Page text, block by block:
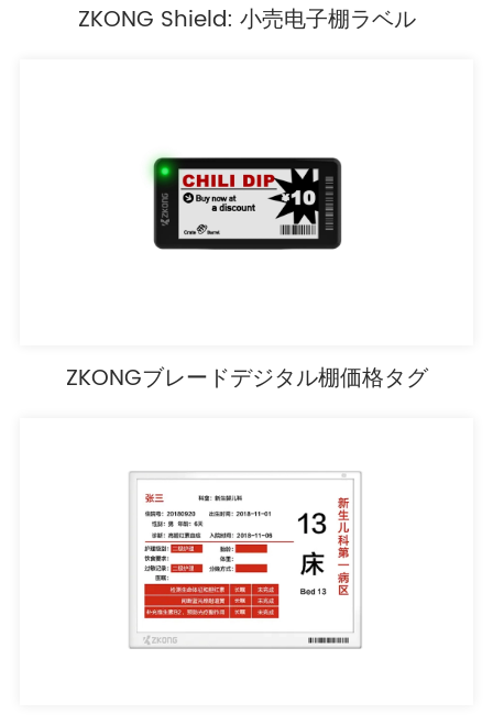
ZKONG Shield: 小売电子棚ラベル
ZKONGブレードデジタル棚価格タグ